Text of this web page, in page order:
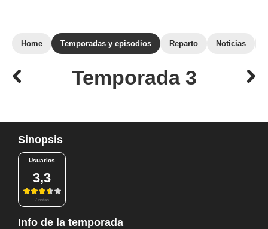
Home Temporadas y episodios Reparto Noticias
Temporada 3
Sinopsis
Usuarios
3,3
7 notas
Info de la temporada